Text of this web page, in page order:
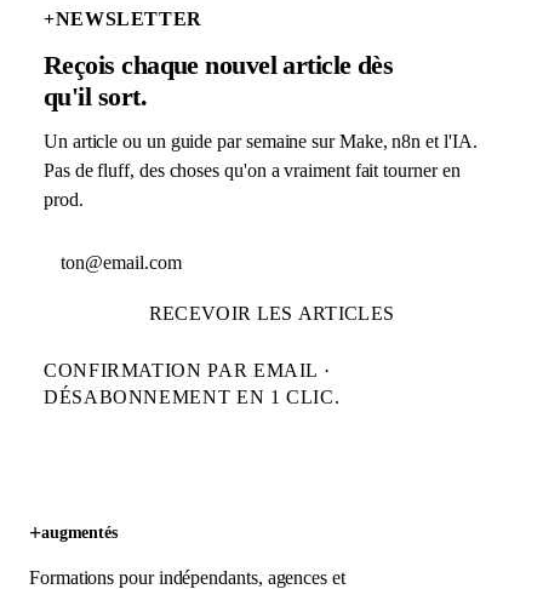
+NEWSLETTER
Reçois chaque nouvel article dès
qu'il sort.
Un article ou un guide par semaine sur Make, n8n et l'IA.
Pas de fluff, des choses qu'on a vraiment fait tourner en
prod.
RECEVOIR LES ARTICLES
CONFIRMATION PAR EMAIL ·
DÉSABONNEMENT EN 1 CLIC.
+augmentés
Formations pour indépendants, agences et